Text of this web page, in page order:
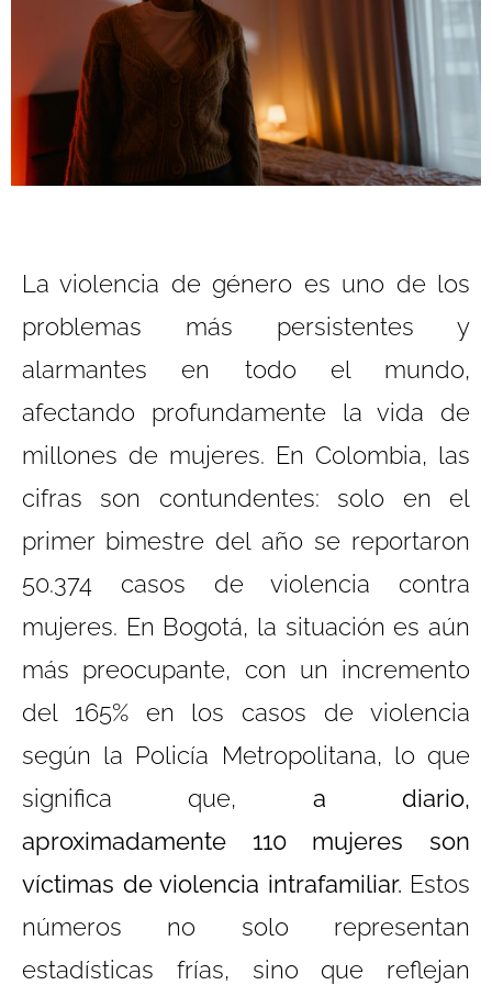
La violencia de género es uno de los
problemas más persistentes y
alarmantes en todo el mundo,
afectando profundamente la vida de
millones de mujeres. En Colombia, las
cifras son contundentes: solo en el
primer bimestre del año se reportaron
50.374 casos de violencia contra
mujeres. En Bogotá, la situación es aún
más preocupante, con un incremento
del 165% en los casos de violencia
según la Policía Metropolitana, lo que
significa que, a diario,
aproximadamente 110 mujeres son
víctimas de violencia intrafamiliar. Estos
números no solo representan
estadísticas frías, sino que reflejan